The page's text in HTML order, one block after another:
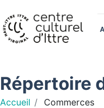
Répertoire
Accueil Commerces